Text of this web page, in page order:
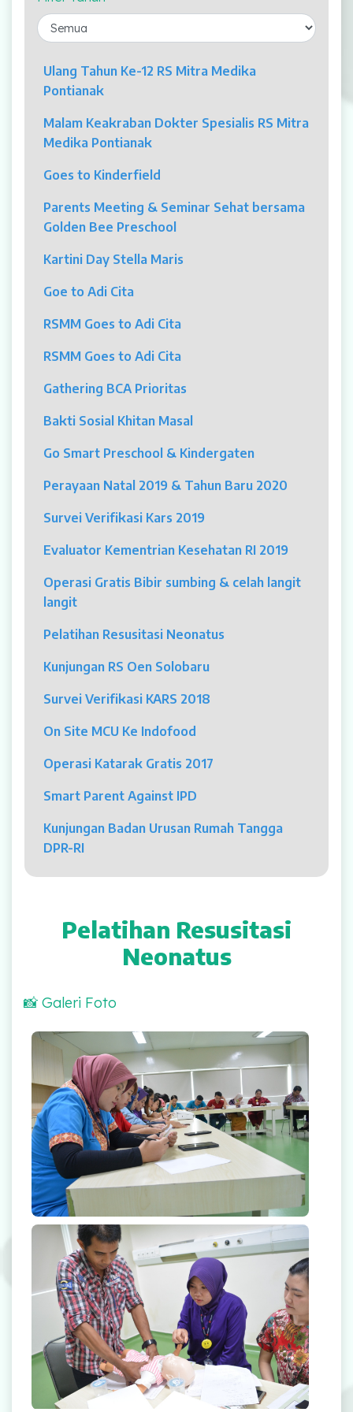
Laparaskopi
OCT
Eye Care
Multi Slice CT-Scan 128 Slices
Mamografi
Klinik Andrologi
Klinik Nyeri
Dokter
Jadwal Dokter
Sunday Clinic
Dokter Spesialis
Dokter Umum
Pelayanan
Rawat Jalan
Rawat Inap
Kamar Operasi
Rehabilitasi Medik
UGD
Laboratorium
Radiologi
Farmasi
Ambulans
Artikel
Promo
Video Edukasi Kesehatan
Majalah
Berita & Informasi Kesehatan
Kegiatan
Menu Lain-lain
Ulang Tahun Ke-12 RS Mitra Medika
Pontianak
Malam Keakraban Dokter Spesialis RS Mitra
Medika Pontianak
Goes to Kinderfield
Parents Meeting & Seminar Sehat bersama
Golden Bee Preschool
Kartini Day Stella Maris
Goe to Adi Cita
RSMM Goes to Adi Cita
RSMM Goes to Adi Cita
Gathering BCA Prioritas
Bakti Sosial Khitan Masal
Go Smart Preschool & Kindergaten
Perayaan Natal 2019 & Tahun Baru 2020
Survei Verifikasi Kars 2019
Evaluator Kementrian Kesehatan RI 2019
Operasi Gratis Bibir sumbing & celah langit
langit
Pelatihan Resusitasi Neonatus
Kunjungan RS Oen Solobaru
Survei Verifikasi KARS 2018
On Site MCU Ke Indofood
Operasi Katarak Gratis 2017
Smart Parent Against IPD
Kunjungan Badan Urusan Rumah Tangga
DPR-RI
Pelatihan Resusitasi
Neonatus
📸 Galeri Foto